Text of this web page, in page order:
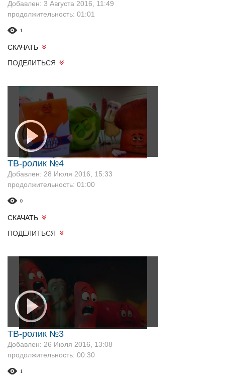
Добавлен: 3 Августа 2016, 11:49
продолжительность: 01:01
1
СКАЧАТЬ
ПОДЕЛИТЬСЯ
ТВ-ролик №4
Добавлен: 28 Июля 2016, 15:33
продолжительность: 01:00
0
СКАЧАТЬ
ПОДЕЛИТЬСЯ
ТВ-ролик №3
Добавлен: 26 Июля 2016, 13:08
продолжительность: 00:30
1